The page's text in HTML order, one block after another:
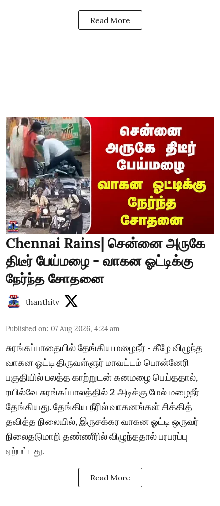
Read More
Chennai Rains| சென்னை அருகே
திடீர் பேய்மழை - வாகன ஓட்டிக்கு
நேர்ந்த சோதனை
thanthitv
Published on: 07 Aug 2026, 4:24 am
சுரங்கப்பாதையில் தேங்கிய மழைநீர் - கீழே விழுந்த
வாகன ஓட்டி திருவள்ளுர் மாவட்டம் பொன்னேரி
பகுதியில் பலத்த காற்றுடன் கனமழை பெய்ததால்,
ரயில்வே சுரங்கப்பாலத்தில் 2 அடிக்கு மேல் மழைநீர்
தேங்கியது. தேங்கிய நீரில் வாகனங்கள் சிக்கித்
தவித்த நிலையில், இருசக்கர வாகன ஓட்டி ஒருவர்
நிலைதடுமாறி தண்ணீரில் விழுந்ததால் பரபரப்பு
ஏற்பட்டது.
Read More